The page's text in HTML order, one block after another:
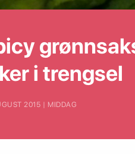
i trengsel
2015 | MIDDAG